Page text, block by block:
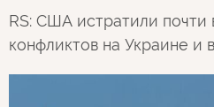
RS: США истратили почти
конфликтов на Украине и